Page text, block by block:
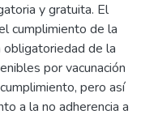
y gratuita. El
cumplimiento de la
de la
por vacunación
pero así
a la no adherencia a